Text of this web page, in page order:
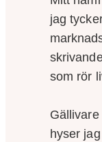
jag
som rör
hyser